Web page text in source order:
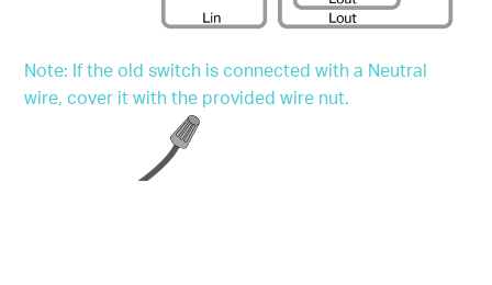
Note: If the old switch is connected with a Neutral
wire, cover it with the provided wire nut.